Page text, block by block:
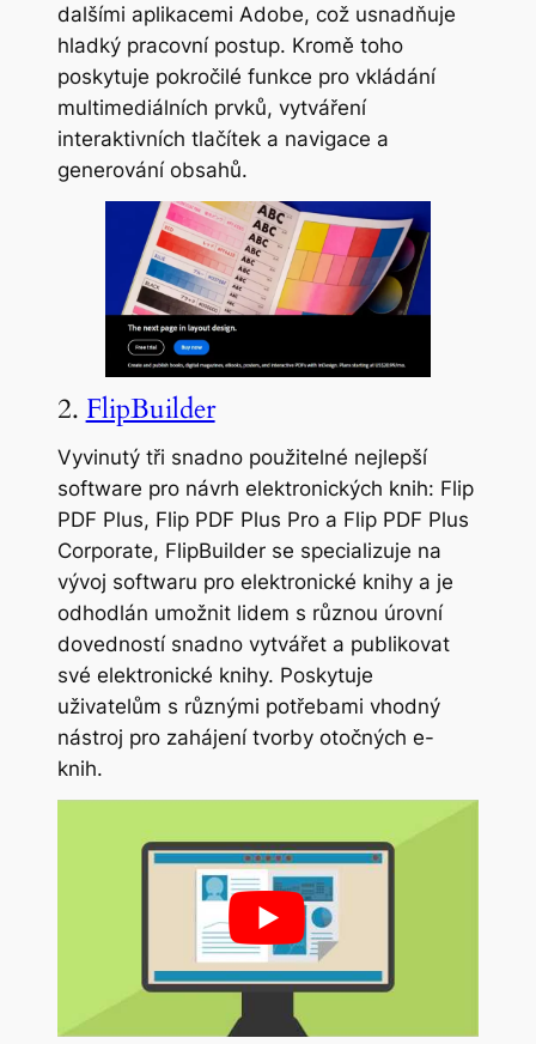
dalšími aplikacemi Adobe, což usnadňuje
hladký pracovní postup. Kromě toho
poskytuje pokročilé funkce pro vkládání
multimediálních prvků, vytváření
interaktivních tlačítek a navigace a
generování obsahů.
2. FlipBuilder
Vyvinutý tři snadno použitelné nejlepší
software pro návrh elektronických knih: Flip
PDF Plus, Flip PDF Plus Pro a Flip PDF Plus
Corporate, FlipBuilder se specializuje na
vývoj softwaru pro elektronické knihy a je
odhodlán umožnit lidem s různou úrovní
dovedností snadno vytvářet a publikovat
své elektronické knihy. Poskytuje
uživatelům s různými potřebami vhodný
nástroj pro zahájení tvorby otočných e-
knih.